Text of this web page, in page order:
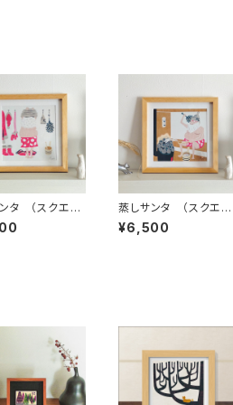
タ （スクエア
付・サイン入り）
タシリーズ・サ
蒸しサンタ （スクエア
フレーム付・サイン入り）
蒸しサンタシリーズ・サ
¥6,500